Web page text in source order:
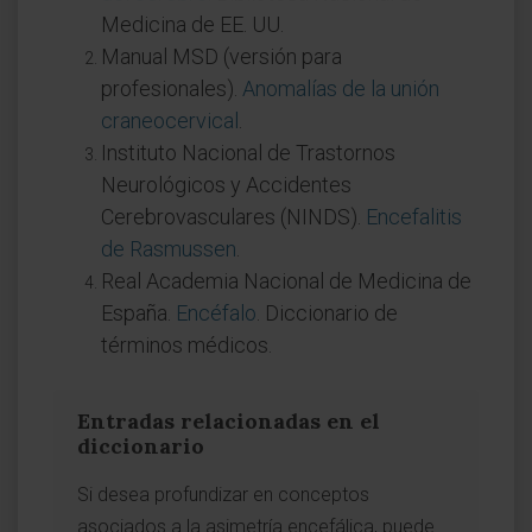
Medicina de EE. UU.
Manual MSD (versión para
profesionales). Anomalías de la unión
craneocervical
Instituto Nacional de Trastornos
Neurológicos y Accidentes
Cerebrovasculares (NINDS). Encefalitis
de Rasmussen
Real Academia Nacional de Medicina de
España. Encéfalo . Diccionario de
términos médicos.
Entradas relacionadas en el
diccionario
Si desea profundizar en conceptos
asociados a la asimetría encefálica, puede